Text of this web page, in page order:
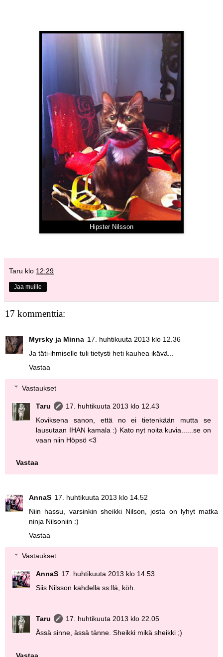
Hipster Nilsson
Taru klo 12:29
Jaa muille
17 kommenttia:
Myrsky ja Minna 17. huhtikuuta 2013 klo 12.36
Ja täti-ihmiselle tuli tietysti heti kauhea ikävä...
Vastaa
Vastaukset
Taru
17. huhtikuuta 2013 klo 12.43
Koviksena sanon, että no ei tietenkään mutta se
lausutaan IHAN kamala :) Kato nyt noita kuvia......se on
vaan niin Höpsö <3
Vastaa
AnnaS 17. huhtikuuta 2013 klo 14.52
Niin hassu, varsinkin sheikki Nilson, josta on lyhyt matka
ninja Nilsoniin :)
Vastaa
Vastaukset
AnnaS 17. huhtikuuta 2013 klo 14.53
Siis Nilsson kahdella ss:llä, köh.
Taru
17. huhtikuuta 2013 klo 22.05
Ässä sinne, ässä tänne. Sheikki mikä sheikki ;)
Vastaa